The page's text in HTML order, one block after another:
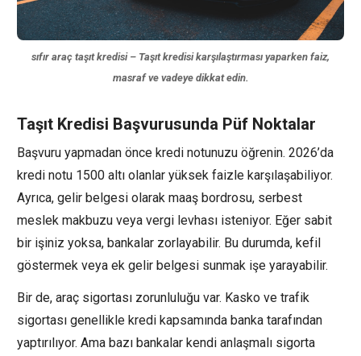
sıfır araç taşıt kredisi – Taşıt kredisi karşılaştırması yaparken faiz,
masraf ve vadeye dikkat edin.
Taşıt Kredisi Başvurusunda Püf Noktalar
Başvuru yapmadan önce kredi notunuzu öğrenin. 2026’da
kredi notu 1500 altı olanlar yüksek faizle karşılaşabiliyor.
Ayrıca, gelir belgesi olarak maaş bordrosu, serbest
meslek makbuzu veya vergi levhası isteniyor. Eğer sabit
bir işiniz yoksa, bankalar zorlayabilir. Bu durumda, kefil
göstermek veya ek gelir belgesi sunmak işe yarayabilir.
Bir de, araç sigortası zorunluluğu var. Kasko ve trafik
sigortası genellikle kredi kapsamında banka tarafından
yaptırılıyor. Ama bazı bankalar kendi anlaşmalı sigorta